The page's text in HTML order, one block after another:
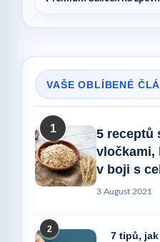
VAŠE OBLÍBENÉ
1
5 receptů
vločkami,
v boji s
3 August 2021
2
7 tipů,